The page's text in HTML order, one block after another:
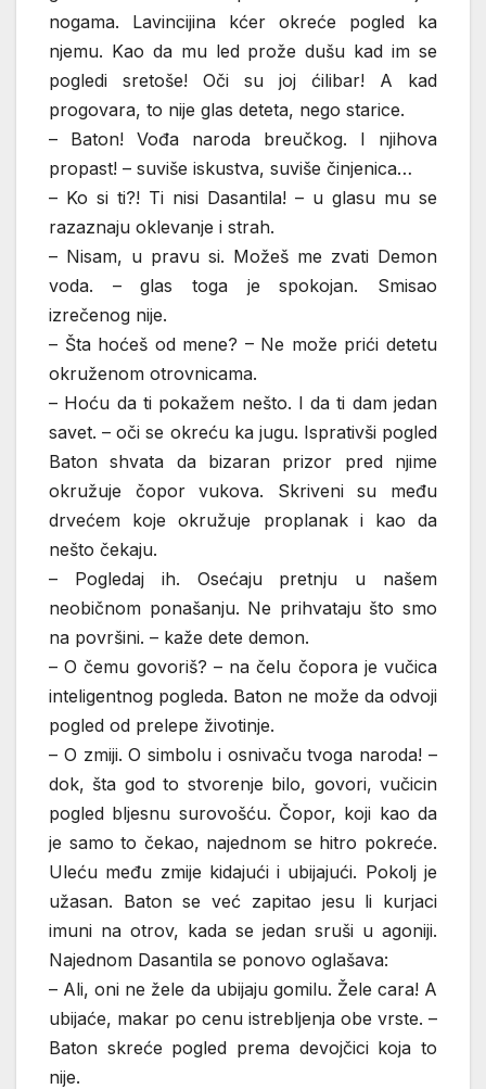
nogama. Lavincijina kćer okreće pogled ka
njemu. Kao da mu led prože dušu kad im se
pogledi sretoše! Oči su joj ćilibar! A kad
progovara, to nije glas deteta, nego starice.
– Baton! Vođa naroda breučkog. I njihova
propast! – suviše iskustva, suviše činjenica…
– Ko si ti?! Ti nisi Dasantila! – u glasu mu se
razaznaju oklevanje i strah.
– Nisam, u pravu si. Možeš me zvati Demon
voda. – glas toga je spokojan. Smisao
izrečenog nije.
– Šta hoćeš od mene? – Ne može prići detetu
okruženom otrovnicama.
– Hoću da ti pokažem nešto. I da ti dam jedan
savet. – oči se okreću ka jugu. Isprativši pogled
Baton shvata da bizaran prizor pred njime
okružuje čopor vukova. Skriveni su među
drvećem koje okružuje proplanak i kao da
nešto čekaju.
– Pogledaj ih. Osećaju pretnju u našem
neobičnom ponašanju. Ne prihvataju što smo
na površini. – kaže dete demon.
– O čemu govoriš? – na čelu čopora je vučica
inteligentnog pogleda. Baton ne može da odvoji
pogled od prelepe životinje.
– O zmiji. O simbolu i osnivaču tvoga naroda! –
dok, šta god to stvorenje bilo, govori, vučicin
pogled bljesnu surovošću. Čopor, koji kao da
je samo to čekao, najednom se hitro pokreće.
Uleću među zmije kidajući i ubijajući. Pokolj je
užasan. Baton se već zapitao jesu li kurjaci
imuni na otrov, kada se jedan sruši u agoniji.
Najednom Dasantila se ponovo oglašava:
– Ali, oni ne žele da ubijaju gomilu. Žele cara! A
ubijaće, makar po cenu istrebljenja obe vrste. –
Baton skreće pogled prema devojčici koja to
nije.